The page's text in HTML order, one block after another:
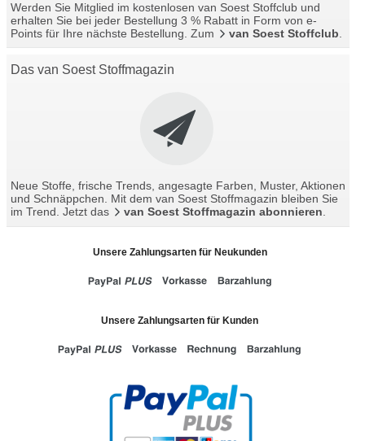
Werden Sie Mitglied im kostenlosen van Soest Stoffclub und
erhalten Sie bei jeder Bestellung 3 % Rabatt in Form von e-
Points für Ihre nächste Bestellung. Zum
van Soest Stoffclub
Das van Soest Stoffmagazin
Neue Stoffe, frische Trends, angesagte Farben, Muster, Aktionen
und Schnäppchen. Mit dem van Soest Stoffmagazin bleiben Sie
im Trend. Jetzt das
van Soest Stoffmagazin abonnieren.
Unsere Zahlungsarten für Neukunden
Unsere Zahlungsarten für Kunden